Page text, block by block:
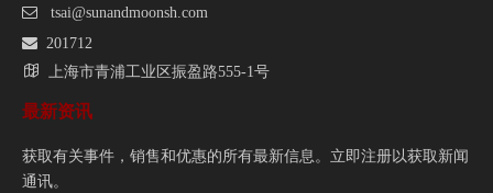
 tsai@sunandmoonsh.com
 201712
 上海市青浦工业区振盈路555-1号
最新资讯
获取有关事件，销售和优惠的所有最新信息。立即注册以获取新闻
通讯。